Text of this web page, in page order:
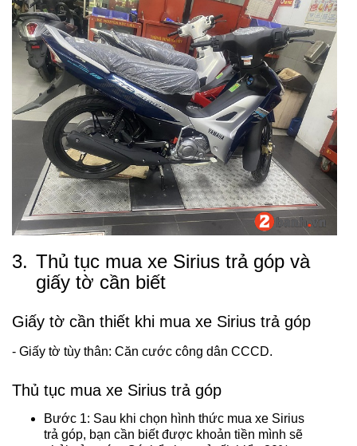
3. Thủ tục mua xe Sirius trả góp và
giấy tờ cần biết
Giấy tờ cần thiết khi mua xe Sirius trả góp
- Giấy tờ tùy thân: Căn cước công dân CCCD.
Thủ tục mua xe Sirius trả góp
Bước 1: Sau khi chọn hình thức mua xe Sirius
trả góp, bạn cần biết được khoản tiền mình sẽ